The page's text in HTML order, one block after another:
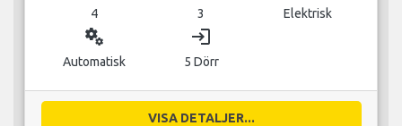
4 3 Elektrisk
miscellaneous_services
Automatisk
login
5 Dörr
VISA DETALJER...